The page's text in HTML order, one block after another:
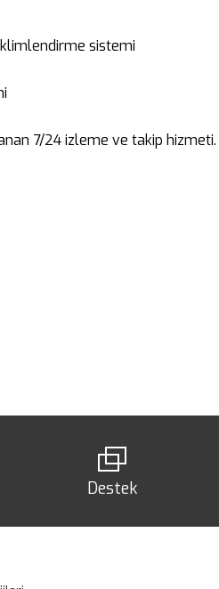
sistemi
7/24 izleme ve takip hizmeti.
Destek